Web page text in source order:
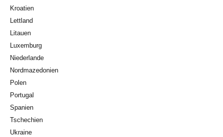
Kroatien
Lettland
Litauen
Luxemburg
Niederlande
Nordmazedonien
Polen
Portugal
Spanien
Tschechien
Ukraine